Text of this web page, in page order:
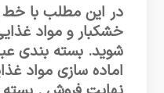
در این مطلب با
خشکبار و مواد
شوید. بسته بندی
اماده سازی مواد